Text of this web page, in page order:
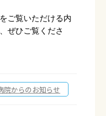
ご覧いただける内
ぜひご覧くださ
院からのお知らせ